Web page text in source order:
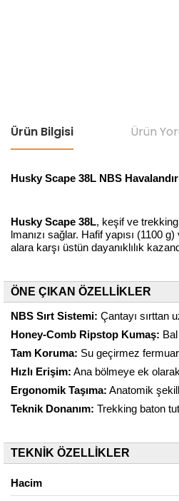
Ürün Bilgisi Ürün
Husky Scape 38L NBS
Husky Scape 38L, keşif ve
lmanızı sağlar. Hafif yapısı (1100 g)
alara karşı üstün dayanıklılık
ÖNE ÇIKAN ÖZELLİKLER
NBS Sırt Sistemi: Çantayı sırttan
Honey-Comb Ripstop Kumaş:
Tam Koruma: Su geçirmez
Hızlı Erişim: Ana bölmeye ek
Ergonomik Taşıma: Anatomik
Teknik Donanım: Trekking baton
TEKNİK ÖZELLİKLER
Hacim